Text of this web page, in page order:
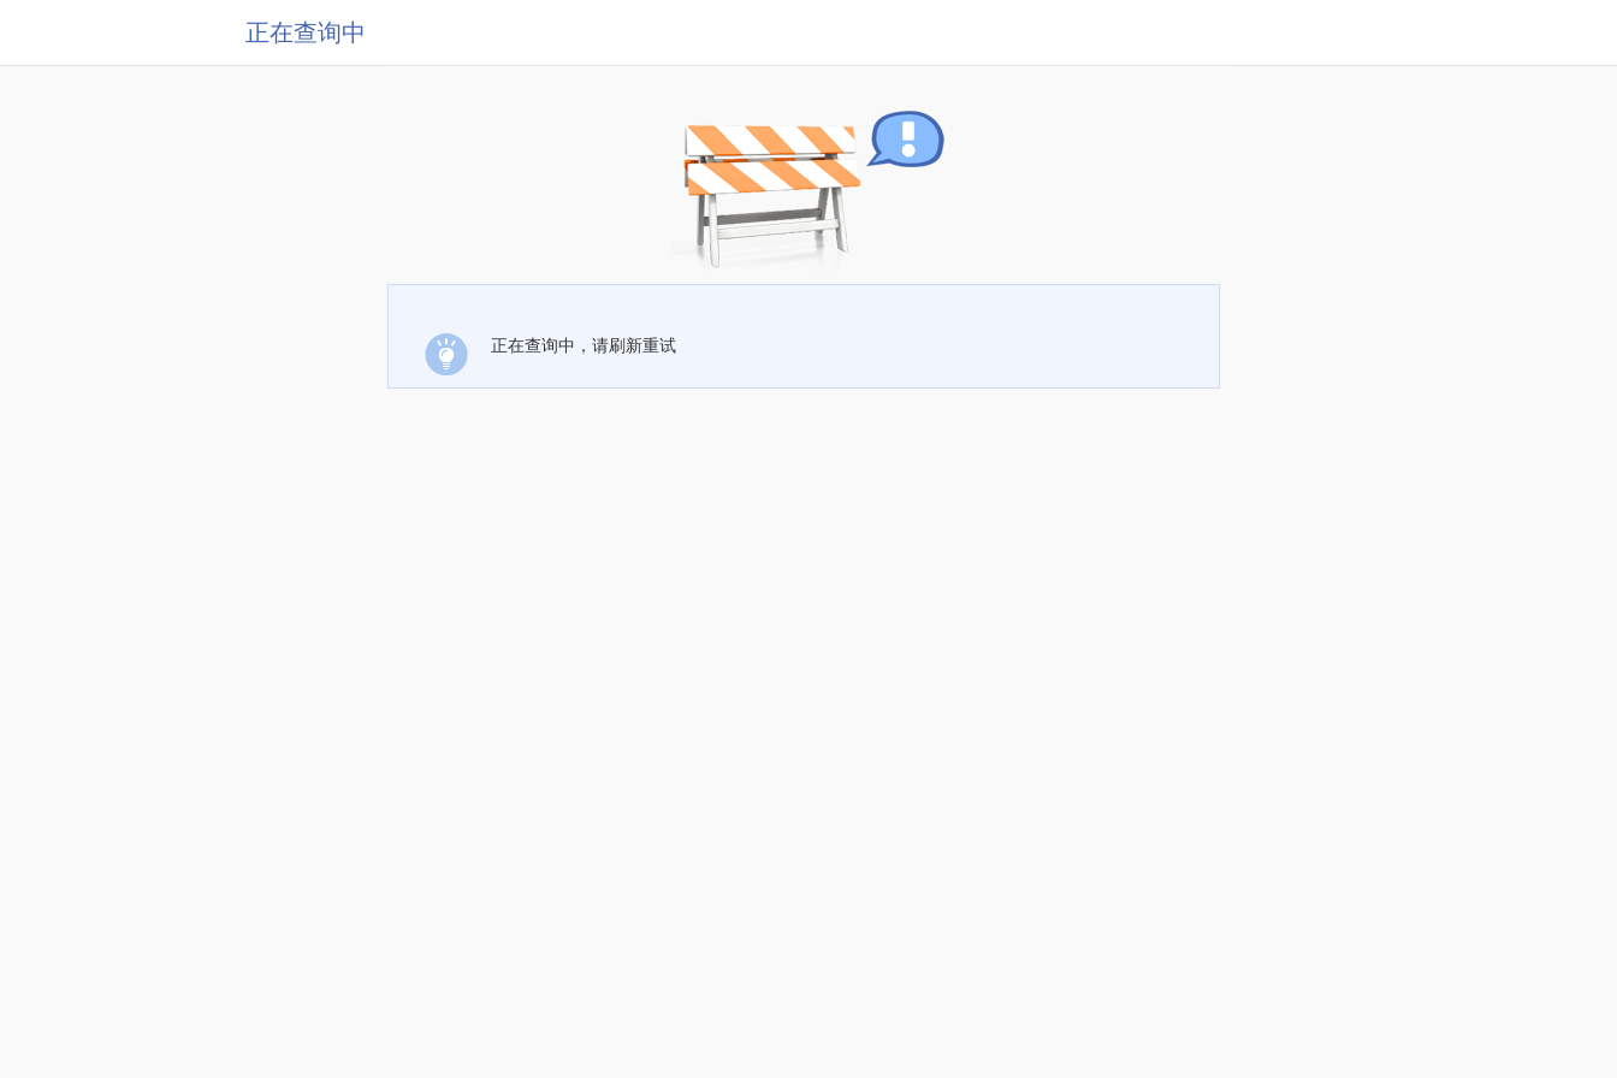
正在查询中
正在查询中，请刷新重试